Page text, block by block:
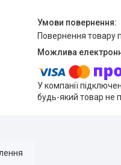
повернення товару
У компанії
будь-який товар не